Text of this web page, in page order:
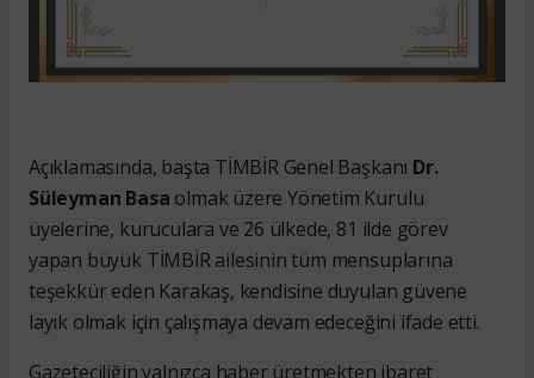
Açıklamasında, başta TİMBİR Genel Başkanı Dr.
Süleyman Basa olmak üzere Yönetim Kurulu
üyelerine, kuruculara ve 26 ülkede, 81 ilde görev
yapan büyük TİMBİR ailesinin tüm mensuplarına
teşekkür eden Karakaş, kendisine duyulan güvene
layık olmak için çalışmaya devam edeceğini ifade etti.
Gazeteciliğin yalnızca haber üretmekten ibaret